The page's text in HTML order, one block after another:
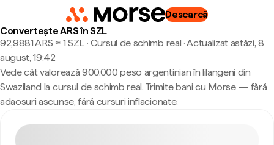
Descarcă
Convertește ARS în SZL
92,9881 ARS ≈ 1 SZL · Cursul de schimb real ·Actualizat astăzi, 8
august, 19:42
Vede cât valorează 900.000 peso argentinian în lilangeni din
Swaziland la cursul de schimb real. Trimite bani cu Morse — fără
adaosuri ascunse, fără cursuri inflacionate.